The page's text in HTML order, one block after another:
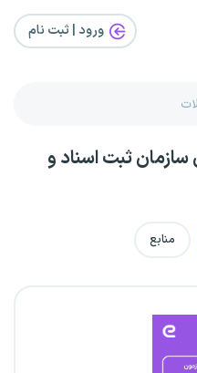
ورود | ثبت‌ نام
سازمان ثبت اسناد و
منابع